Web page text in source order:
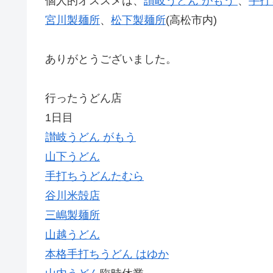
宮川製麺所、 松下製麺所(高松市内)
ありがとうございました。
行ったうどん店
1日目
讃岐うどん がもう
山下うどん
手打ちうどんたむら
谷川米殻店
三嶋製麺所
山越うどん
本格手打ちうどん はゆか